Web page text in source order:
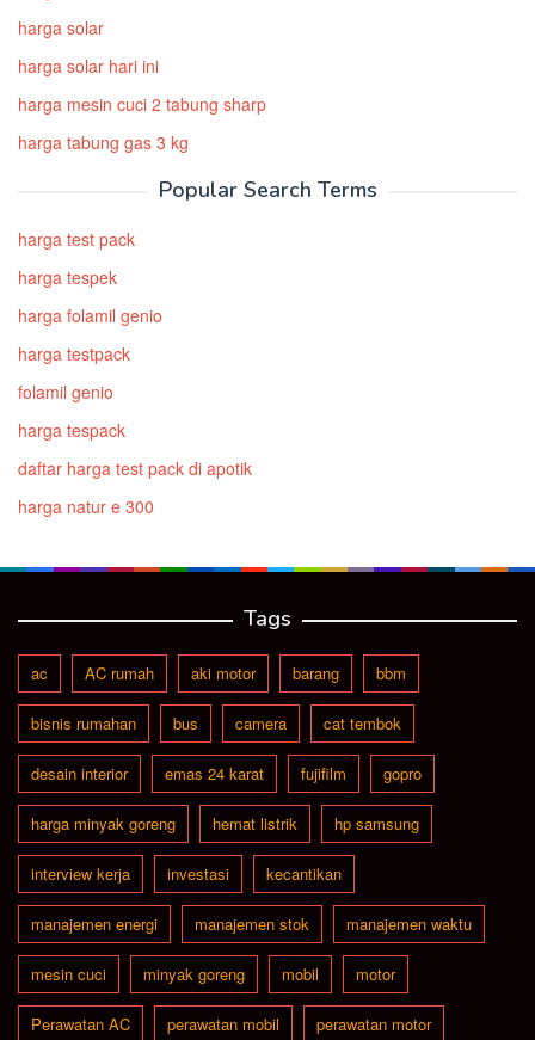
harga solar
harga solar hari ini
harga mesin cuci 2 tabung sharp
harga tabung gas 3 kg
Popular Search Terms
harga test pack
harga tespek
harga folamil genio
harga testpack
folamil genio
harga tespack
daftar harga test pack di apotik
harga natur e 300
Tags
ac AC rumah aki motor barang bbm
bisnis rumahan bus camera cat tembok
desain interior emas 24 karat fujifilm gopro
harga minyak goreng hemat listrik hp samsung
interview kerja investasi kecantikan
manajemen energi manajemen stok manajemen waktu
mesin cuci minyak goreng mobil motor
Perawatan AC perawatan mobil perawatan motor